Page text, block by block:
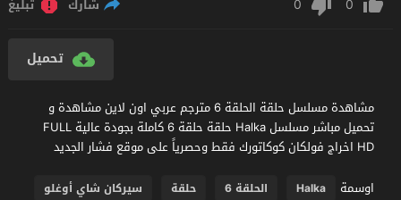
شارك تبليغ
تحميل
مشاهدة مسلسل حلقة الحلقة 6 مترجم عربي اون لاين مشاهدة و
تحميل مباشر مسلسل Halka حلقة حلقة 6 كاملة بجودة عالية FULL
HD اخراج فولكان كوكاتورك فقط وحصرياً على موقع فشار الجديد
اوسمة
Halka الحلقة 6 حلقة
سيركان شاي أوغلو